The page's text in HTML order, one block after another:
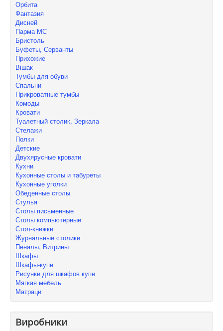
Орбита
Фантазия
Дисней
Парма МС
Бристоль
Буфеты, Серванты
Прихожие
Вішак
Тумбы для обуви
Спальни
Прикроватные тумбы
Комоды
Кровати
Туалетный столик, Зеркала
Стелажи
Полки
Детские
Двухярусные кровати
Кухни
Кухонные столы и табуреты
Кухонные уголки
Обеденные столы
Стулья
Столы письменные
Столы компьютерные
Стол-книжки
Журнальные столики
Пеналы, Витрины
Шкафы
Шкафы-купе
Рисунки для шкафов купе
Мягкая мебель
Матраци
Виробники